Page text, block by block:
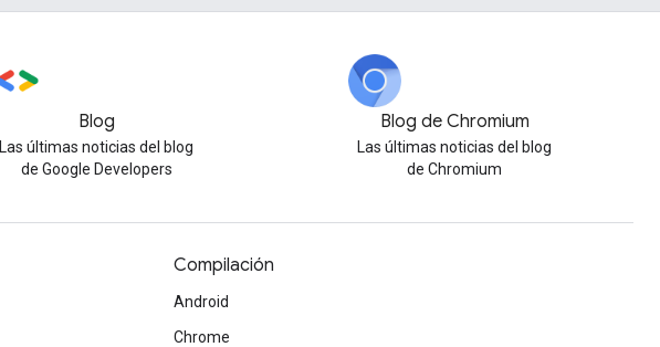
Blog
Las últimas noticias del blog
de Google Developers
Blog de Chromium
Las últimas noticias del blog
de Chromium
Compilación
Android
Chrome